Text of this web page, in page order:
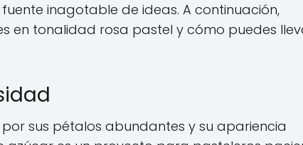
inagotable de ideas. A continuación,
en tonalidad rosa pastel y cómo puedes
sus pétalos abundantes y su apariencia